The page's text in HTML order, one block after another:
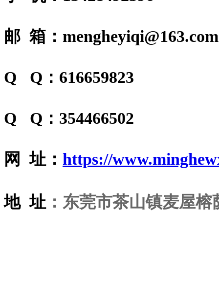
邮 箱：mengheyiqi@163.com
Q Q：616659823
Q Q：354466502
网 址： https://
地 址 ：东莞市茶山镇麦屋榕